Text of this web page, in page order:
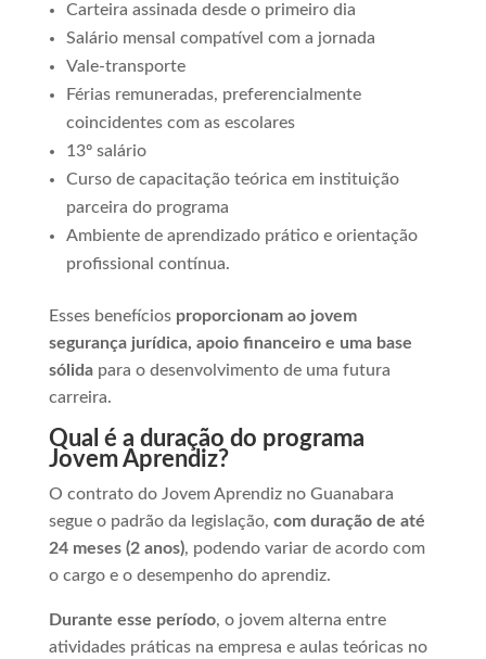
Carteira assinada desde o primeiro dia
Salário mensal compatível com a jornada
Vale-transporte
Férias remuneradas, preferencialmente
coincidentes com as escolares
13º salário
Curso de capacitação teórica em instituição
parceira do programa
Ambiente de aprendizado prático e orientação
profissional contínua.
Esses benefícios proporcionam ao jovem
segurança jurídica, apoio financeiro e uma base
sólidapara o desenvolvimento de uma futura
carreira.
Qual é a duração do programa
Jovem Aprendiz?
O contrato do Jovem Aprendiz no Guanabara
segue o padrão da legislação, com duração de até
24 meses (2 anos), podendo variar de acordo com
o cargo e o desempenho do aprendiz.
Durante esse período, o jovem alterna entre
atividades práticas na empresa e aulas teóricas no